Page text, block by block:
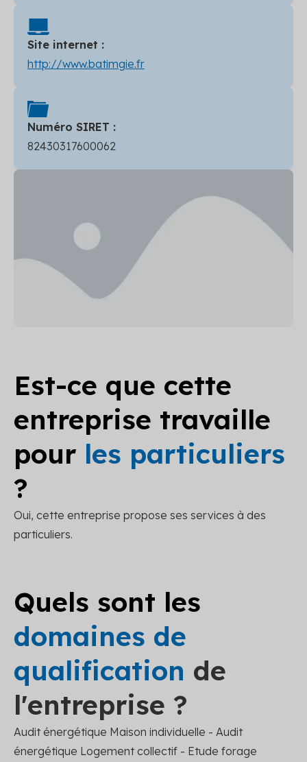
Site internet :
http://www.batimgie.fr
Numéro SIRET :
82430317600062
Est-ce que cette
entreprise travaille
pour les particuliers
?
Oui, cette entreprise propose ses services à des
particuliers.
Quels sont les
domaines de
qualification de
l'entreprise ?
Audit énergétique Maison individuelle - Audit
énergétique Logement collectif - Etude forage